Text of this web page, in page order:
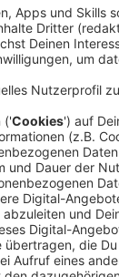
Anzeige
Das